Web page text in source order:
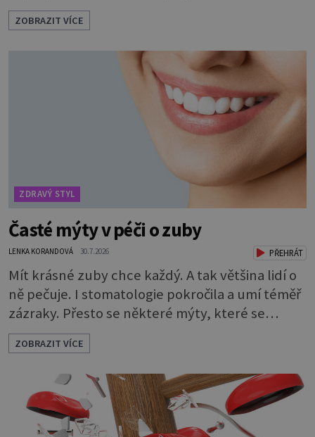
V petrželi najdete vitaminy B1, B2, B3, B6,
provitamin A, vitamin E a velké množství
vitamínu C (nejvíce ho má nať, dokonce třikrát
více než pomeranč, v kořeni je také, ale je ho
desetkrát méně), a kyselinu listovou. Ale to
není všechno. Obsahuje také důležité
ZOBRAZIT VÍCE
ZDRAVÝ STYL
Časté mýty v péči o zuby
LENKA KORANDOVÁ 30.7.2026 PŘEHRÁT
Mít krásné zuby chce každý. A tak většina lidí o
ně pečuje. I stomatologie pokročila a umí téměř
zázraky. Přesto se některé mýty, které se
tradují, nedaří vyvrátit. Které? Večer místo
čištění snězte jablko Jedna z nejoblíbenějších
pověr už z časů našich babiček, kterou se
rozhodně nevyplatí praktikovat. Jablko
opravdu zuby nevyčistí. Obsahuje sacharidy,
které bakterie v ústech pře
ZOBRAZIT VÍCE